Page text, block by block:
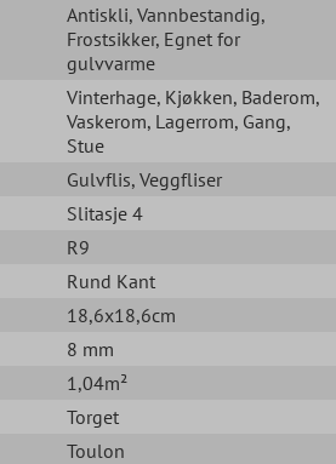
Antiskli, Vannbestandig,
Frostsikker, Egnet for
gulvvarme
Vinterhage, Kjøkken, Baderom,
Vaskerom, Lagerrom, Gang,
Stue
Gulvflis, Veggfliser
Slitasje 4
R9
Rund Kant
18,6x18,6cm
8 mm
1,04m²
Torget
Toulon